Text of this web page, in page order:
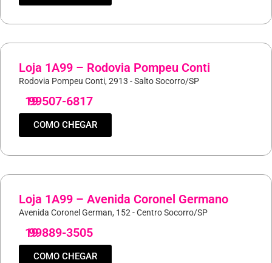
Loja 1A99 – Rodovia Pompeu Conti
Rodovia Pompeu Conti, 2913 - Salto Socorro/SP
19
99507-6817
COMO CHEGAR
Loja 1A99 – Avenida Coronel Germano
Avenida Coronel German, 152 - Centro Socorro/SP
19
99889-3505
COMO CHEGAR